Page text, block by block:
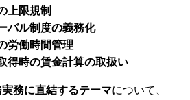
上限規制
バル制度の義務化
労働時間管理
得時の賃金計算の取扱い
実務に直結するテーマについて、